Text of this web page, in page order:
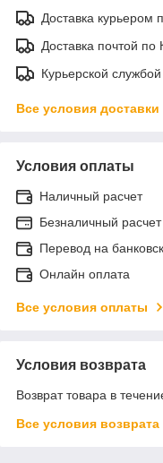
Доставка курьером
Доставка почтой по
Курьерской
Все условия доставки
Условия оплаты
Наличный расчет
Безналичный расчет
Перевод на
Онлайн оплата
Все условия оплаты
Условия возврата
Возврат товара в
Все условия возврата